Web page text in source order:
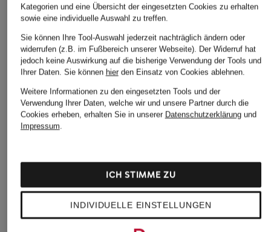
ALLSAINTS
Resorthemd HUDSON
Relaxed Fit
CHF 115
ALLSAINTS
Resorthemd HUDSON
Relaxed Fit
Marc O'Polo
Resorthemd
Fit aus Leinen
Kategorien und eine Übersicht der eingesetzten Cookies zu erhalten
sowie eine individuelle Auswahl zu treffen.
Sie können Ihre Tool-Auswahl jederzeit nachträglich ändern oder
widerrufen (z.B. im Fußbereich unserer Webseite). Der Widerruf hat
jedoch keine Auswirkung auf die bisherige Verwendung der Tools und
Ihrer Daten. Sie können hierden Einsatz von Cookies ablehnen.
Weitere Informationen zu den eingesetzten Tools und der
Verwendung Ihrer Daten, welche wir und unsere Partner durch die
Cookies erheben, erhalten Sie in unserer Datenschutzerklärungund
Impressum.
INDIVIDUELLE EINSTELLUNGEN
ICH STIMME ZU